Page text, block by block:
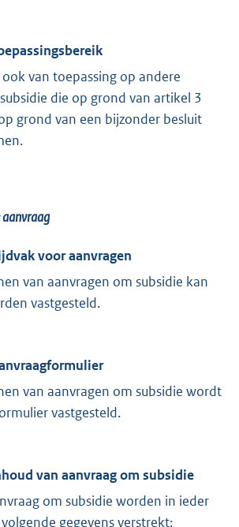
van toepassing op andere
die op grond van artikel 3
grond van een bijzonder besluit
aanvraag
voor aanvragen
van aanvragen om subsidie kan
vastgesteld.
van aanvragen om subsidie wordt
vastgesteld.
van aanvraag om subsidie
om subsidie worden in ieder
gegevens verstrekt: